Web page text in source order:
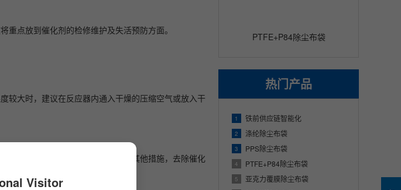
PTFE+P84除尘布袋
热门产品
1 铁前供应链智能化
2 涤纶除尘布袋
3 PPS除尘布袋
4 PTFE+P84除尘布袋
5 亚克力覆膜除尘布袋
点放到催化剂的检修维护及失活预防方面。
大时，建议在反应器内通入干燥的压缩空气或放入干
行全面清扫，用真空吸尘器或采取其他措施，去除催化
Visitor